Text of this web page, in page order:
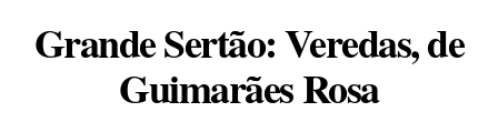
Grande Sertão: Veredas, de
Guimarães Rosa